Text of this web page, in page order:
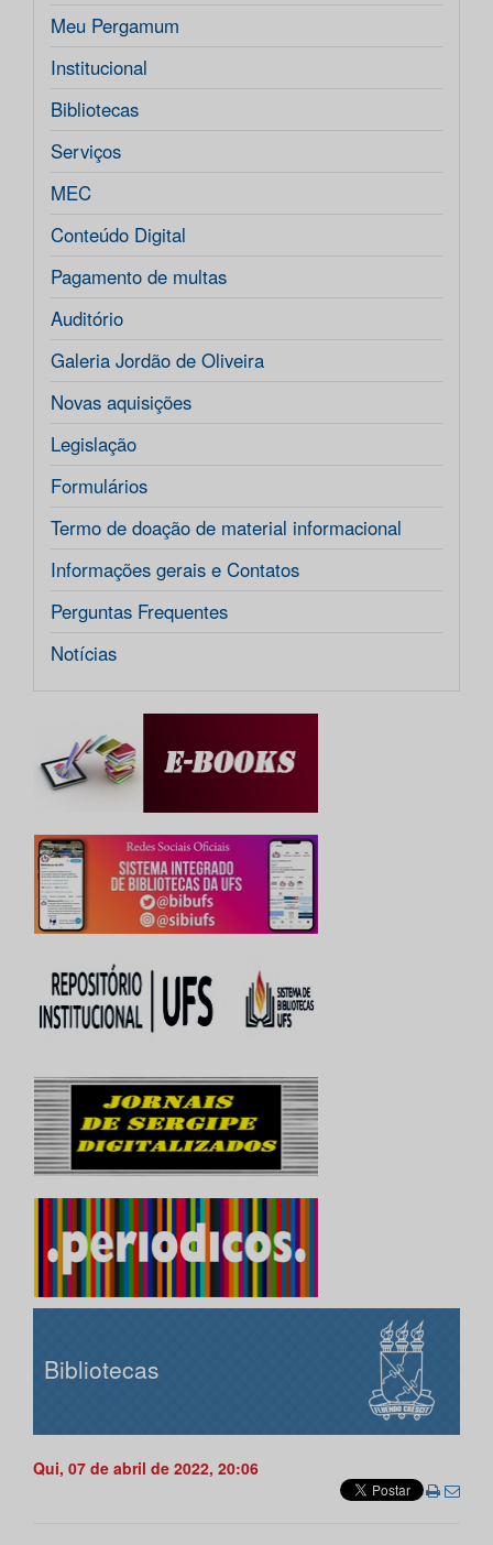
Meu Pergamum
Institucional
Bibliotecas
Serviços
MEC
Conteúdo Digital
Pagamento de multas
Auditório
Galeria Jordão de Oliveira
Novas aquisições
Legislação
Formulários
Termo de doação de material informacional
Informações gerais e Contatos
Perguntas Frequentes
Notícias
Bibliotecas
Qui, 07 de abril de 2022, 20:06